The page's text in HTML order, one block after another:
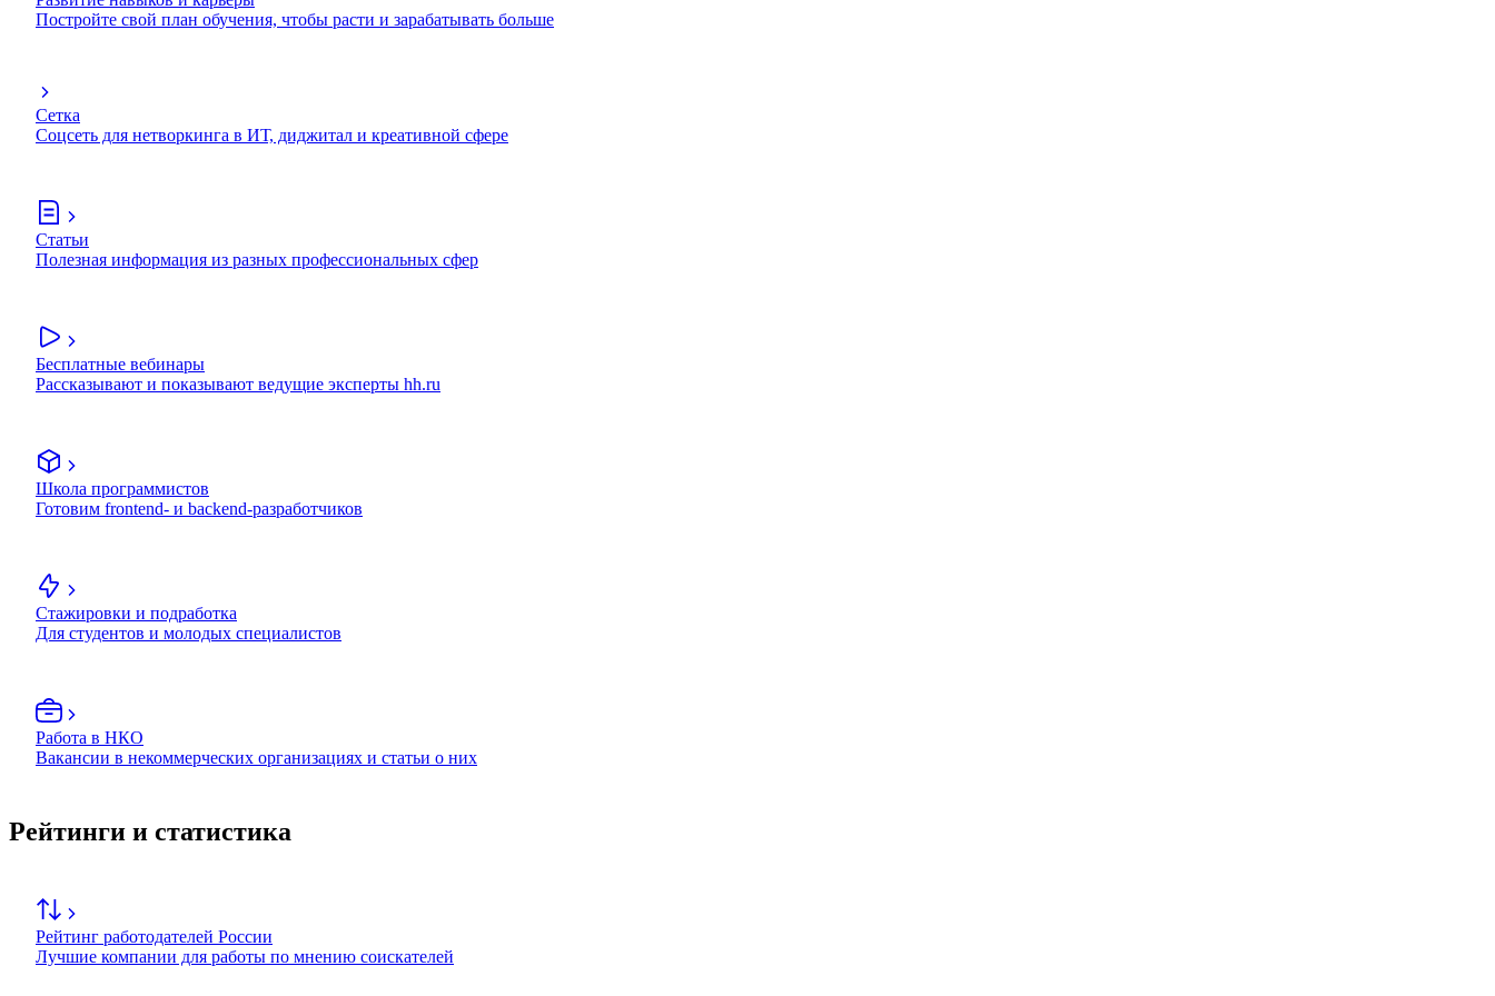
Постройте свой план обучения, чтобы расти и зарабатывать больше
Сетка
Соцсеть для нетворкинга в ИТ, диджитал и креативной сфере
Статьи
Полезная информация из разных профессиональных сфер
Бесплатные вебинары
Рассказывают и показывают ведущие эксперты hh.ru
Школа программистов
Готовим frontend- и backend-разработчиков
Стажировки и подработка
Для студентов и молодых специалистов
Работа в НКО
Вакансии в некоммерческих организациях и статьи о них
Рейтинги и статистика
Рейтинг работодателей России
Лучшие компании для работы по мнению соискателей